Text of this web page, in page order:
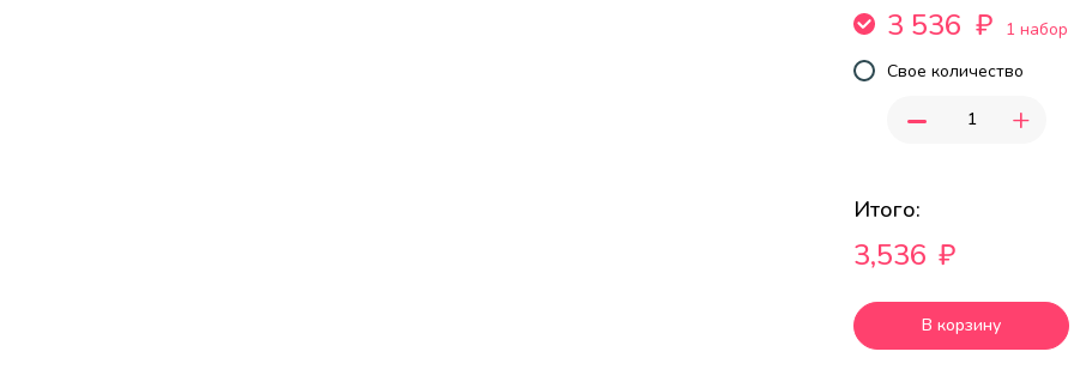
3 536 ₽
1 набор
Свое количество
- +
Итого:
3,536 ₽
В корзину